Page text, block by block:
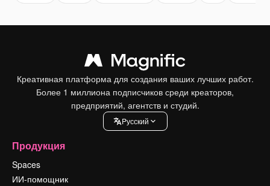
Креативная платформа для создания ваших лучших работ.
Более 1 миллиона подписчиков среди креаторов,
предприятий, агентств и студий.
Pусский
Продукция
Spaces
ИИ-помощник